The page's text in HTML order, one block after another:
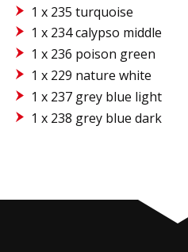
1 x 235 turquoise
1 x 234 calypso middle
1 x 236 poison green
1 x 229 nature white
1 x 237 grey blue light
1 x 238 grey blue dark